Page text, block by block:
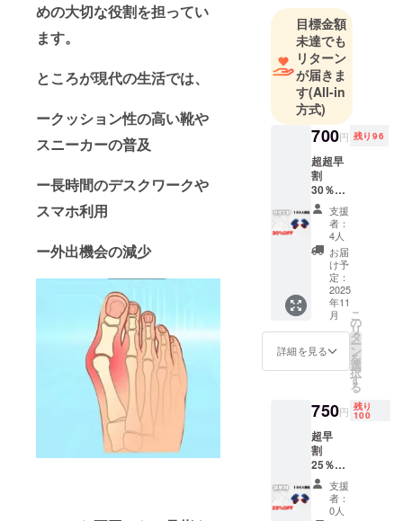
めの大切な役割を担ってい
ます。
ところが現代の生活では、
ークッション性の高い靴や
スニーカーの普及
ー長時間のデスクワークや
スマホ利用
ー外出機会の減少
目標金額
未達でも
リターン
が届きま
す(All-in
方式)
700円 残り96
超超早
割
30％OF
F 100名
限定 定
価1000
円
→700円
（税・
送料
込）
【内
容】 足
指スト
レッチ
デバイ
（配送
時期) 商
品到着
は2025
年11月
を想定
してお
りま
支援
者：
4人
お届
け予
定：
2025
年11
月
詳細を見る
こ
の
リ
タ
ー
ン
を
選
択
す
る
750円 残り
100
超早
割
25％OF
F 100名
限定 定
価1000
支援
者：
0人